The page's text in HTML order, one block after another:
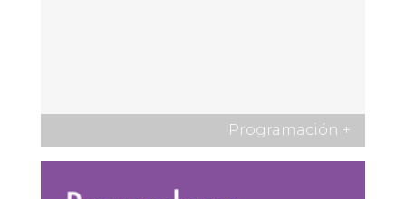
Programación +